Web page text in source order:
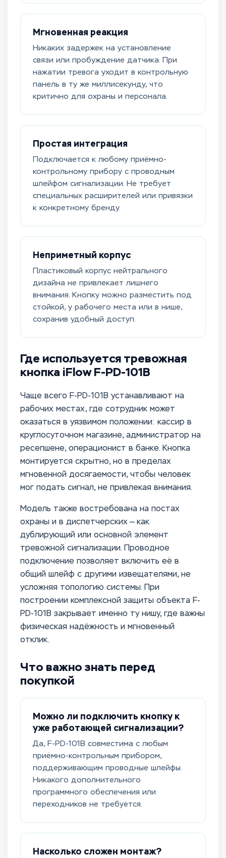
Мгновенная реакция
Никаких задержек на установление
связи или пробуждение датчика. При
нажатии тревога уходит в контрольную
панель в ту же миллисекунду, что
критично для охраны и персонала.
Простая интеграция
Подключается к любому приёмно-
контрольному прибору с проводным
шлейфом сигнализации. Не требует
специальных расширителей или привязки
к конкретному бренду.
Неприметный корпус
Пластиковый корпус нейтрального
дизайна не привлекает лишнего
внимания. Кнопку можно разместить под
стойкой, у рабочего места или в нише,
сохранив удобный доступ.
Где используется тревожная
кнопка iFlow F-PD-101B
Чаще всего F-PD-101B устанавливают на
рабочих местах, где сотрудник может
оказаться в уязвимом положении: кассир в
круглосуточном магазине, администратор на
ресепшене, операционист в банке. Кнопка
монтируется скрытно, но в пределах
мгновенной досягаемости, чтобы человек
мог подать сигнал, не привлекая внимания.
Модель также востребована на постах
охраны и в диспетчерских — как
дублирующий или основной элемент
тревожной сигнализации. Проводное
подключение позволяет включить её в
общий шлейф с другими извещателями, не
усложняя топологию системы. При
построении комплексной защиты объекта F-
PD-101B закрывает именно ту нишу, где важны
физическая надёжность и мгновенный
отклик.
Что важно знать перед
покупкой
Можно ли подключить кнопку к
уже работающей сигнализации?
Да, F-PD-101B совместима с любым
приёмно-контрольным прибором,
поддерживающим проводные шлейфы.
Никакого дополнительного
программного обеспечения или
переходников не требуется.
Насколько сложен монтаж?